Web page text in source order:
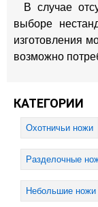
В случае
выборе
изготовления
возможно
КАТЕГОРИИ
Охотничьи ножи
Разделочные
Небольшие ножи